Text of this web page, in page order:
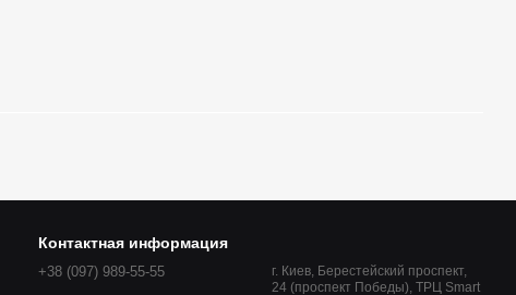
Контактная информация
+38 (097) 989-55-55
г. Киев, Берестейский проспект,
24 (проспект Победы), ТРЦ Smart